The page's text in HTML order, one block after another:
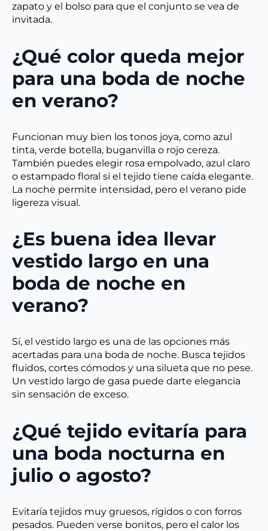
zapato y el bolso para que el conjunto se vea de
invitada.
¿Qué color queda mejor
para una boda de noche
en verano?
Funcionan muy bien los tonos joya, como azul
tinta, verde botella, buganvilla o rojo cereza.
También puedes elegir rosa empolvado, azul claro
o estampado floral si el tejido tiene caída elegante.
La noche permite intensidad, pero el verano pide
ligereza visual.
¿Es buena idea llevar
vestido largo en una
boda de noche en
verano?
Sí, el vestido largo es una de las opciones más
acertadas para una boda de noche. Busca tejidos
fluidos, cortes cómodos y una silueta que no pese.
Un vestido largo de gasa puede darte elegancia
sin sensación de exceso.
¿Qué tejido evitaría para
una boda nocturna en
julio o agosto?
Evitaría tejidos muy gruesos, rígidos o con forros
pesados. Pueden verse bonitos, pero el calor los